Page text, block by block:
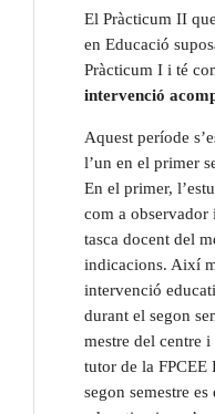
El Pràcticum II
en Educació
intervenció
Aquest període
l’un en el primer
En el primer,
com a observador
tasca docent del
indicacions. Així
intervenció
durant el segon
mestre del centre
tutor de la
segon semestre